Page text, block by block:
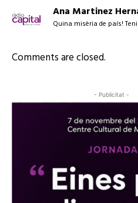
Ana Martinez
Quina misèria de país!
Comments are closed.
- Publicitat -